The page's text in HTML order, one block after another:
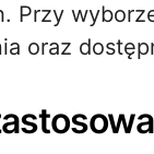
Przy
oraz